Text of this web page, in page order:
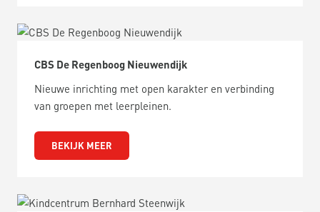
CBS De Regenboog Nieuwendijk
Nieuwe inrichting met open karakter en verbinding
van groepen met leerpleinen.
BEKIJK MEER